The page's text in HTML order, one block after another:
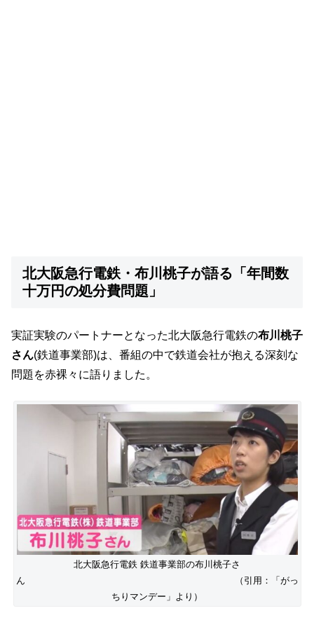
北大阪急行電鉄・布川桃子が語る「年間数
十万円の処分費問題」
実証実験のパートナーとなった北大阪急行電鉄の布川桃子
さん(鉄道事業部)は、番組の中で鉄道会社が抱える深刻な
問題を赤裸々に語りました。
北大阪急行電鉄 鉄道事業部の布川桃子さ
ん （引用：「がっ
ちりマンデー」より）